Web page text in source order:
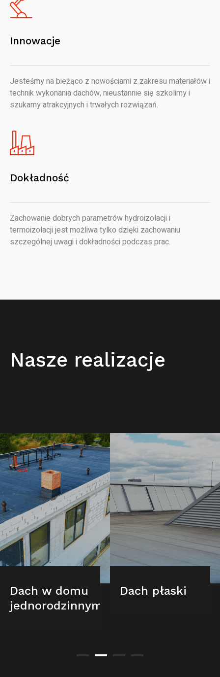
Innowacje
Jesteśmy na bieżąco z nowościami z zakresu materiałów i
technik wykonania dachów, nieustannie się szkolimy i
szukamy atrakcyjnych i trwałych rozwiązań.
Dokładność
Zachowanie dobrych parametrów hydroizolacji i
termoizolacji jest możliwa tylko dzięki zachowaniu
szczególnej uwagi i dokładności podczas prac.
Nasze realizacje
Dach w domu
jednorodzinnym
Dach płaski